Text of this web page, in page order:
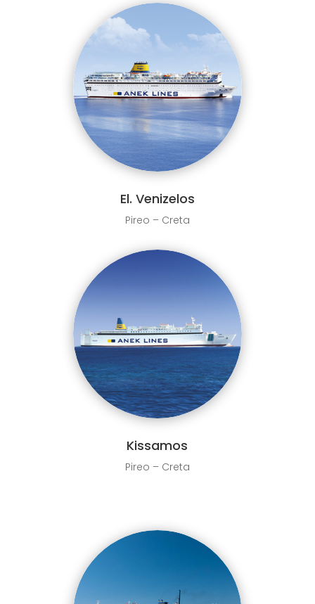
El. Venizelos
Pireo – Creta
Kissamos
Pireo – Creta